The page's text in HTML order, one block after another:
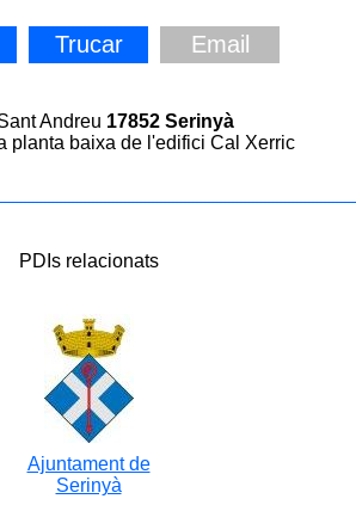
Trucar Email
Andreu 17852 Serinyà
planta baixa de l'edifici Cal Xerric
PDIs relacionats
Ajuntament de
Serinyà